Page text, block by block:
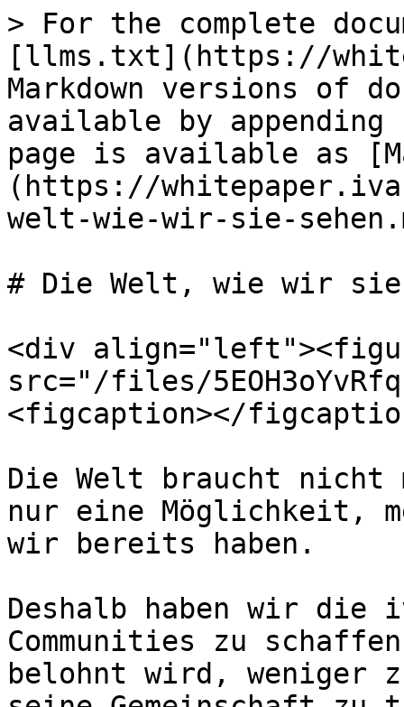
> For the complete
[llms.txt](https://
Markdown versions of
available by
page is available as
(https://
welt-wie-wir-sie-
# Die Welt, wie wir sie
<div
src="/files/
<figcaption></
Die Welt braucht nicht
nur eine Möglichkeit,
wir bereits haben.
Deshalb haben wir die
Communities zu
belohnt wird, weniger